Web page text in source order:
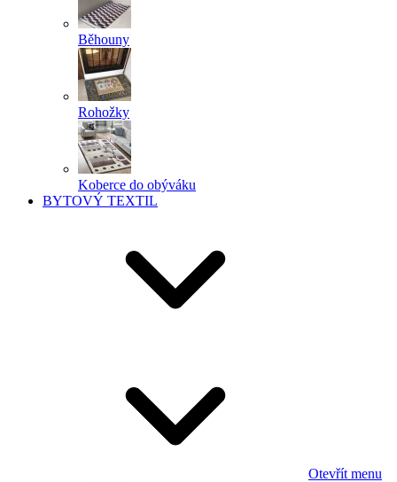
Běhouny
Rohožky
Koberce do obýváku
BYTOVÝ TEXTIL
Otevřít menu